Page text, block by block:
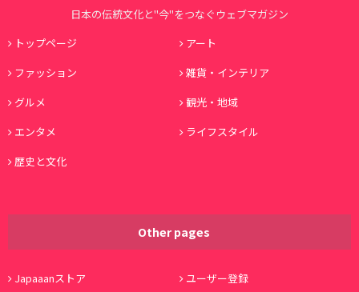
日本の伝統文化と"今"をつなぐウェブマガジン
トップページ
アート
ファッション
雑貨・インテリア
グルメ
観光・地域
エンタメ
ライフスタイル
歴史と文化
Other pages
Japaaanストア ユーザー登録